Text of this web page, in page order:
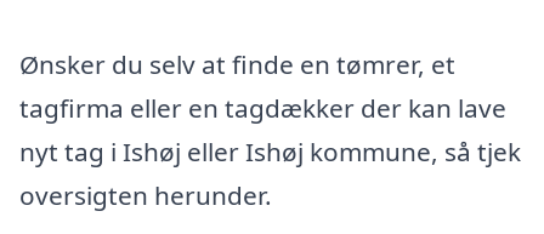
Ønsker du selv at finde en tømrer, et
tagfirma eller en tagdækker der kan lave
nyt tag i Ishøj eller Ishøj kommune, så tjek
oversigten herunder.